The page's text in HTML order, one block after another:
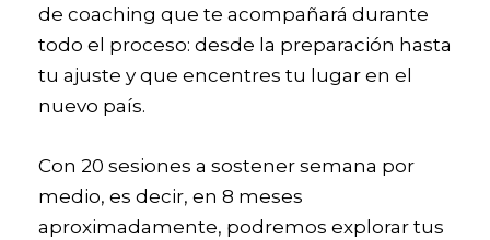
de coaching que te acompañará durante
todo el proceso: desde la preparación hasta
tu ajuste y que encentres tu lugar en el
nuevo país.
Con 20 sesiones a sostener semana por
medio, es decir, en 8 meses
aproximadamente, podremos explorar tus